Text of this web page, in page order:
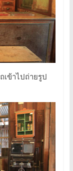
เข้าไปถ่ายรูป